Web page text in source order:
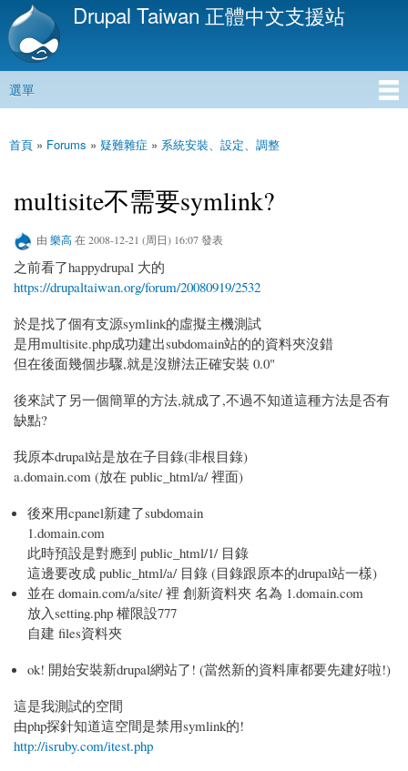
移
內
Drupal Taiwan 正體中文支援站
主選單
選單
您在這裡
首頁 » Forums » 疑難雜症 » 系統安裝、設定、調整
multisite不需要symlink?
由 樂高在 2008-12-21 (周日) 16:07 發表
之前看了happydrupal 大的
https://drupaltaiwan.org/forum/20080919/2532
於是找了個有支源symlink的虛擬主機測試
是用multisite.php成功建出subdomain站的的資料夾沒錯
但在後面幾個步驟,就是沒辦法正確安裝 0.0"
後來試了另一個簡單的方法,就成了,不過不知道這種方法是否有
缺點?
我原本drupal站是放在子目錄(非根目錄)
a.domain.com (放在 public_html/a/ 裡面)
後來用cpanel新建了subdomain
1.domain.com
此時預設是對應到 public_html/1/ 目錄
這邊要改成 public_html/a/ 目錄 (目錄跟原本的drupal站一樣)
並在 domain.com/a/site/ 裡 創新資料夾 名為 1.domain.com
放入setting.php 權限設777
自建 files資料夾
ok! 開始安裝新drupal網站了! (當然新的資料庫都要先建好啦!)
這是我測試的空間
由php探針知道這空間是禁用symlink的!
http://isruby.com/itest.php